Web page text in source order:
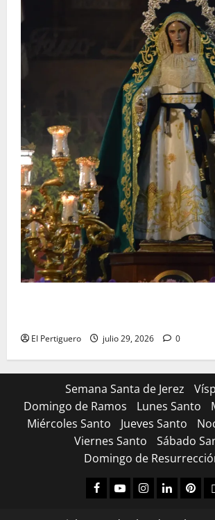
El Pertiguero julio 29, 2026 0
Semana Santa de Jerez
Domingo de Ramos
Lunes Santo
Miércoles Santo
Jueves Santo
Viernes Santo
Sábado
Domingo de
Facebook
YoutubeInstagram
Linked